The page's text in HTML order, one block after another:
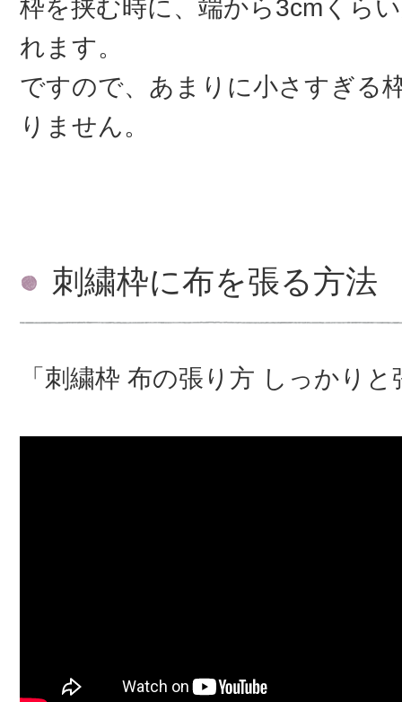
枠を挟む時に、端から3cmくら
れます。
ですので、あまりに小さすぎる
りません。
刺繍枠に布を張る方法
「刺繍枠 布の張り方 しっかり